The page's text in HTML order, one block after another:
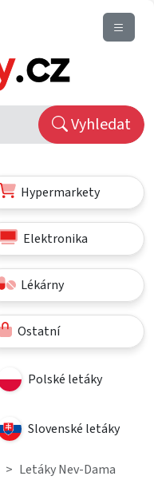
Vyhledat
Hypermarkety
Elektronika
Lékárny
Ostatní
Polské letáky
Slovenské letáky
Letáky Nev-Dama